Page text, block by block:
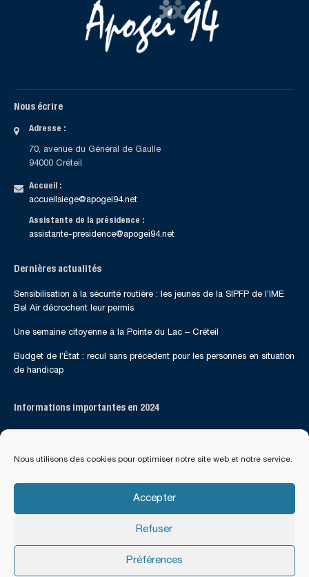
Nous utilisons des cookies pour optimiser notre site web et notre service.
Accepter
Refuser
Préférences
Nous écrire
Adresse :
70, avenue du Général de Gaulle
94000 Créteil
Accueil :
accueilsiege@apogei94.net
Assistante de la présidence :
assistante-presidence@apogei94.net
Dernières actualités
Sensibilisation à la sécurité routière : les jeunes de la SIPFP de l’IME
Bel Air décrochent leur permis
Une semaine citoyenne à la Pointe du Lac – Créteil
Budget de l’État : recul sans précédent pour les personnes en situation
de handicap
Informations importantes en 2024
Tous droits réservés - Apogei 94 - 2017 - 2024